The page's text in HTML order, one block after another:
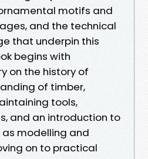
motifs and
and the technical
that underpin this
begins with
on the history of
of timber,
tools,
and an introduction to
as modelling and
on to practical